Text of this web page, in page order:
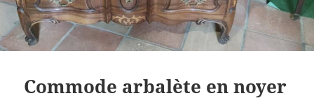
Commode arbalète en noyer